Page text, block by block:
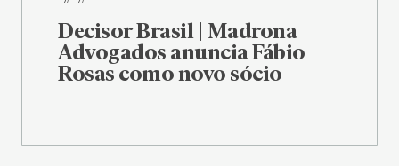
Decisor Brasil | Madrona
Advogados anuncia Fábio
Rosas como novo sócio